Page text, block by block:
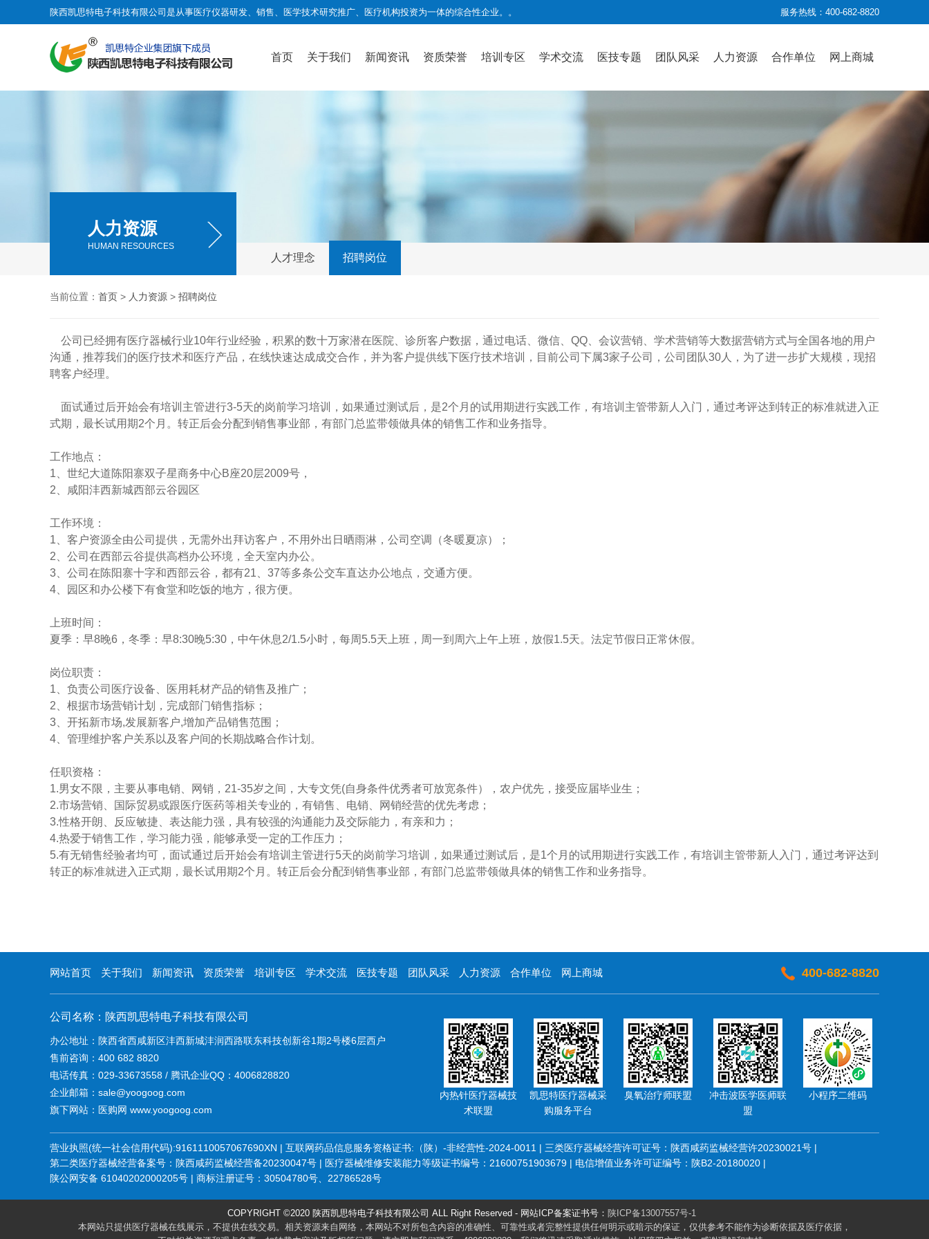
陕西凯思特电子科技有限公司是从事医疗仪器研发、销售、医学技术研究推广、医疗机构投资为一体的综合性企业。 。 服务热线：400-682-8820
首页 关于我们 新闻资讯 资质荣誉 培训专区 学术交流 医技专题 团队风采 人力资源 合作单位 网上商城
人力资源
HUMAN RESOURCES
人才理念 招聘岗位
当前位置： 首页 > 人力资源 > 招聘岗位
公司已经拥有医疗器械行业10年行业经验，积累的数十万家潜在医院、诊所客户数据，通过电话、微信、QQ、会议营销、学术营销等大数据营销方式与全国各地的用户
沟通，推荐我们的医疗技术和医疗产品，在线快速达成成交合作，并为客户提供线下医疗技术培训，目前公司下属3家子公司，公司团队30人，为了进一步扩大规模，现招
聘客户经理。
面试通过后开始会有培训主管进行3-5天的岗前学习培训，如果通过测试后，是2个月的试用期进行实践工作，有培训主管带新人入门，通过考评达到转正的标准就进入正
式期，最长试用期2个月。转正后会分配到销售事业部，有部门总监带领做具体的销售工作和业务指导。
工作地点：
1、世纪大道陈阳寨双子星商务中心B座20层2009号，
2、咸阳沣西新城西部云谷园区
工作环境：
1、客户资源全由公司提供，无需外出拜访客户，不用外出日晒雨淋，公司空调（冬暖夏凉）；
2、公司在西部云谷提供高档办公环境，全天室内办公。
3、公司在陈阳寨十字和西部云谷，都有21、37等多条公交车直达办公地点，交通方便。
4、园区和办公楼下有食堂和吃饭的地方，很方便。
上班时间：
夏季：早8晚6，冬季：早8:30晚5:30，中午休息2/1.5小时，每周5.5天上班，周一到周六上午上班，放假1.5天。法定节假日正常休假。
岗位职责：
1、负责公司医疗设备、医用耗材产品的销售及推广；
2、根据市场营销计划，完成部门销售指标；
3、开拓新市场,发展新客户,增加产品销售范围；
4、管理维护客户关系以及客户间的长期战略合作计划。
任职资格：
1.男女不限，主要从事电销、网销，21-35岁之间，大专文凭(自身条件优秀者可放宽条件），农户优先，接受应届毕业生；
2.市场营销、国际贸易或跟医疗医药等相关专业的，有销售、电销、网销经营的优先考虑；
3.性格开朗、反应敏捷、表达能力强，具有较强的沟通能力及交际能力，有亲和力；
4.热爱于销售工作，学习能力强，能够承受一定的工作压力；
5.有无销售经验者均可，面试通过后开始会有培训主管进行5天的岗前学习培训，如果通过测试后，是1个月的试用期进行实践工作，有培训主管带新人入门，通过考评达到
转正的标准就进入正式期，最长试用期2个月。转正后会分配到销售事业部，有部门总监带领做具体的销售工作和业务指导。
网站首页 关于我们 新闻资讯 资质荣誉 培训专区 学术交流 医技专题 团队风采 人力资源 合作单位 网上商城 400-682-8820
公司名称：陕西凯思特电子科技有限公司
办公地址：陕西省西咸新区沣西新城沣润西路联东科技创新谷1期2号楼6层西户
售前咨询：400 682 8820
电话传真：029-33673558 / 腾讯企业QQ：4006828820
企业邮箱：sale@yoogoog.com
旗下网站：医购网 www.yoogoog.com
小程序二维码
冲击波医学医师联
盟
臭氧治疗师联盟
凯思特医疗器械采
购服务平台
内热针医疗器械技
术联盟
营业执照(统一社会信用代码):9161110057067690XN | 互联网药品信息服务资格证书:（陕）-非经营性-2024-0011 | 三类医疗器械经营许可证号：陕西咸药监械经营许20230021号 |
第二类医疗器械经营备案号：陕西咸药监械经营备20230047号 | 医疗器械维修安装能力等级证书编号：21600751903679 | 电信增值业务许可证编号：陕B2-20180020 |
陕公网安备 61040202000205号 | 商标注册证号：30504780号、22786528号
COPYRIGHT ©2020 陕西凯思特电子科技有限公司 ALL Right Reserved - 网站ICP备案证书号： 陕ICP备13007557号-1
本网站只提供医疗器械在线展示，不提供在线交易。相关资源来自网络，本网站不对所包含内容的准确性、可靠性或者完整性提供任何明示或暗示的保证，仅供参考不能作为诊断依据及医疗依据，